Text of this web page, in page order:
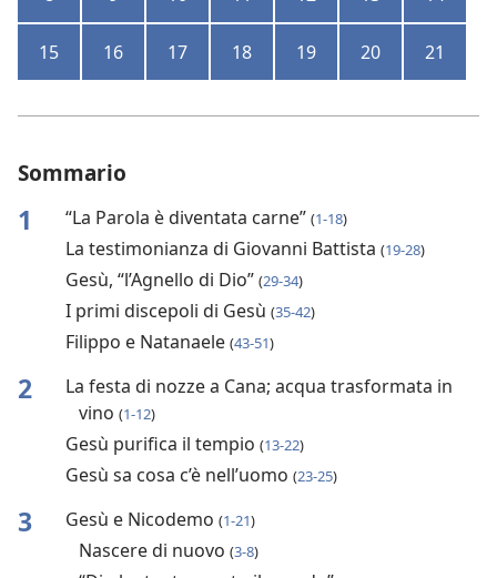
15 16 17 18 19 20 21
Sommario
1 “La Parola è diventata carne” (1-18)
La testimonianza di Giovanni Battista (19-28)
Gesù, “l’Agnello di Dio” (29-34)
I primi discepoli di Gesù (35-42)
Filippo e Natanaele (43-51)
2
La festa di nozze a Cana; acqua trasformata in
vino (1-12)
Gesù purifica il tempio (13-22)
Gesù sa cosa c’è nell’uomo (23-25)
3 Gesù e Nicodemo (1-21)
Nascere di nuovo (3-8)